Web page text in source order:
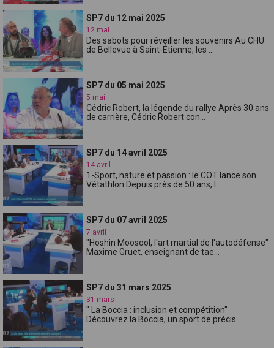
SP7 du 12 mai 2025
12 mai
Des sabots pour réveiller les souvenirs Au CHU
de Bellevue à Saint-Étienne, les ...
SP7 du 05 mai 2025
5 mai
Cédric Robert, la légende du rallye Après 30 ans
de carrière, Cédric Robert con...
SP7 du 14 avril 2025
14 avril
1-Sport, nature et passion : le COT lance son
Vétathlon Depuis près de 50 ans, l...
SP7 du 07 avril 2025
7 avril
"Hoshin Moosool, l'art martial de l'autodéfense"
Maxime Gruet, enseignant de tae...
SP7 du 31 mars 2025
31 mars
" La Boccia : inclusion et compétition"
Découvrez la Boccia, un sport de précis...